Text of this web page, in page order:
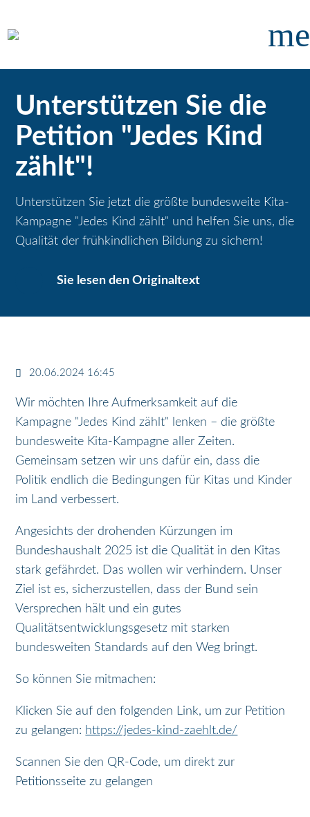
Unterstützen Sie die
Petition "Jedes Kind
zählt"!
Unterstützen Sie jetzt die größte bundesweite Kita-
Kampagne "Jedes Kind zählt" und helfen Sie uns, die
Qualität der frühkindlichen Bildung zu sichern!
Sie lesen den Originaltext
20.06.2024 16:45
Wir möchten Ihre Aufmerksamkeit auf die
Kampagne "Jedes Kind zählt" lenken – die größte
bundesweite Kita-Kampagne aller Zeiten.
Gemeinsam setzen wir uns dafür ein, dass die
Politik endlich die Bedingungen für Kitas und Kinder
im Land verbessert.
Angesichts der drohenden Kürzungen im
Bundeshaushalt 2025 ist die Qualität in den Kitas
stark gefährdet. Das wollen wir verhindern. Unser
Ziel ist es, sicherzustellen, dass der Bund sein
Versprechen hält und ein gutes
Qualitätsentwicklungsgesetz mit starken
bundesweiten Standards auf den Weg bringt.
So können Sie mitmachen:
Klicken Sie auf den folgenden Link, um zur Petition
zu gelangen: https://jedes-kind-zaehlt.de/
Scannen Sie den QR-Code, um direkt zur
Petitionsseite zu gelangen